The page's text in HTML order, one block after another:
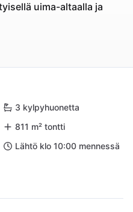
uima-altaalla ja
3 kylpyhuonetta
811 m² tontti
Lähtö klo 10:00 mennessä